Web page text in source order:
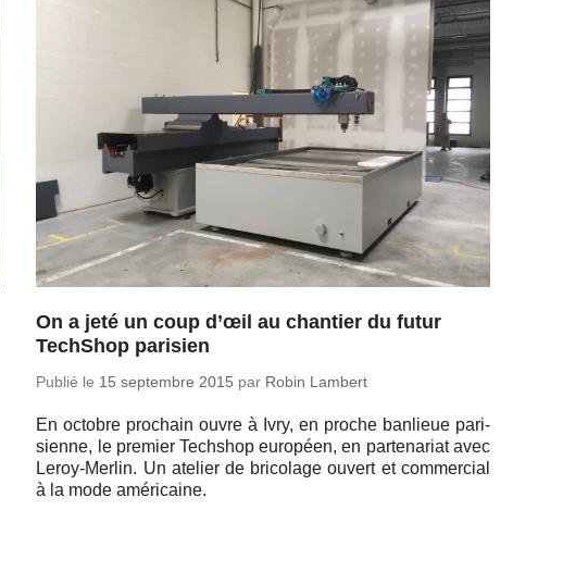
On a jeté un coup d’œil au chantier du futur
TechShop parisien
Publié le 15 sep­tembre 2015 par Robin Lambert
En octobre pro­chain ouvre à Ivry, en proche ban­lieue pa­ri­
sienne, le premier Tech­shop eu­ro­péen, en par­te­na­riat avec
Le­roy-Mer­lin. Un atelier de bri­co­lage ouvert et com­mer­cial
à la mode américaine.